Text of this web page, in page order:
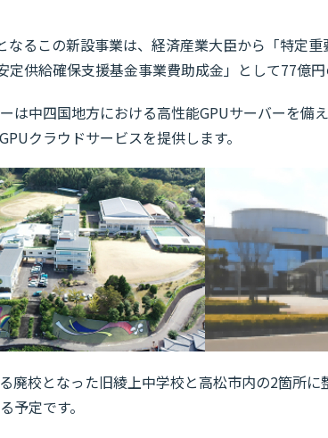
なるこの新設事業は、経済産業大臣から「特定
定供給確保支援基金事業費助成金」として77億円
は中四国地方における高性能GPUサーバーを備
クラウドサービスを提供します。
廃校となった旧綾上中学校と高松市内の2箇所
予定です。